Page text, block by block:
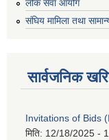
लोक सेवा आयोग
संघिय मामिला तथा
सार्वजनिक
Invitations of Bids
मिति: 12/18/2025 -